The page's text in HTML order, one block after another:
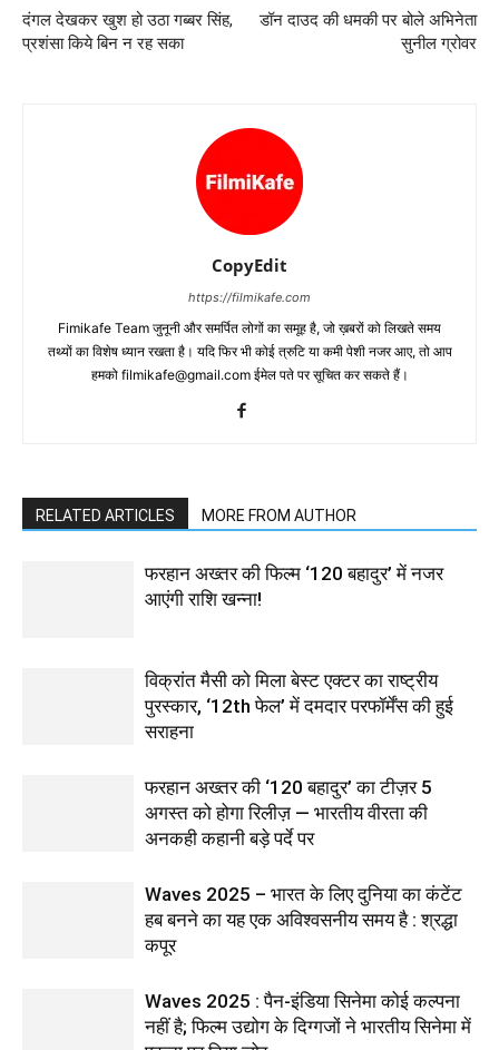
दंगल देखकर खुश हो उठा गब्‍बर सिंह,
प्रशंसा किये बिन न रह सका
डॉन दाउद की धमकी पर बोले अभिनेता
सुनील ग्रोवर
CopyEdit
https://filmikafe.com
Fimikafe Team जुनूनी और समर्पित लोगों का समूह है, जो ख़बरों को लिखते समय
तथ्‍यों का विशेष ध्‍यान रखता है। यदि फिर भी कोई त्रुटि या कमी पेशी नजर आए, तो आप
हमको filmikafe@gmail.com ईमेल पते पर सूचित कर सकते हैं।
RELATED ARTICLES MORE FROM AUTHOR
फरहान अख्तर की फिल्म ‘120 बहादुर’ में नजर
आएंगी राशि खन्ना!
विक्रांत मैसी को मिला बेस्ट एक्टर का राष्ट्रीय
पुरस्कार, ‘12th फेल’ में दमदार परफॉर्मेंस की हुई
सराहना
फरहान अख्तर की ‘120 बहादुर’ का टीज़र 5
अगस्त को होगा रिलीज़ — भारतीय वीरता की
अनकही कहानी बड़े पर्दे पर
Waves 2025 – भारत के लिए दुनिया का कंटेंट
हब बनने का यह एक अविश्वसनीय समय है : श्रद्धा
कपूर
Waves 2025 : पैन-इंडिया सिनेमा कोई कल्पना
नहीं है; फिल्म उद्योग के दिग्गजों ने भारतीय सिनेमा में